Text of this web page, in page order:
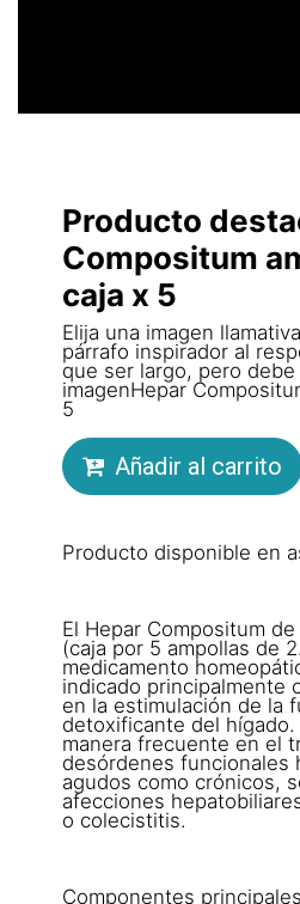
Producto
Compositum
caja x 5
Elija una imagen
párrafo inspirador al
que ser largo, pero
imagenHepar
5
Añadir al carrito
Producto disponible en
El Hepar Compositum
(caja por 5 ampollas de
medicamento
indicado principalmente
en la estimulación de la
detoxificante del
manera frecuente en el
desórdenes funcionales
agudos como crónicos,
afecciones
o colecistitis.
Componentes